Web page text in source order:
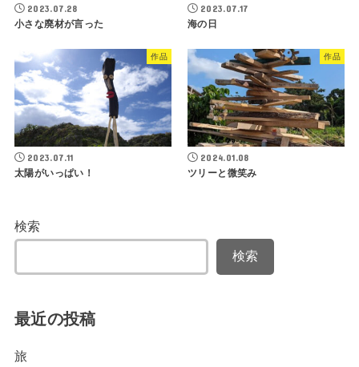
2023.07.28
小さな廃材が言った
2023.07.17
海の日
作品
2023.07.11
太陽がいっぱい！
作品
2024.01.08
ツリーと微笑み
検索
検索
最近の投稿
旅